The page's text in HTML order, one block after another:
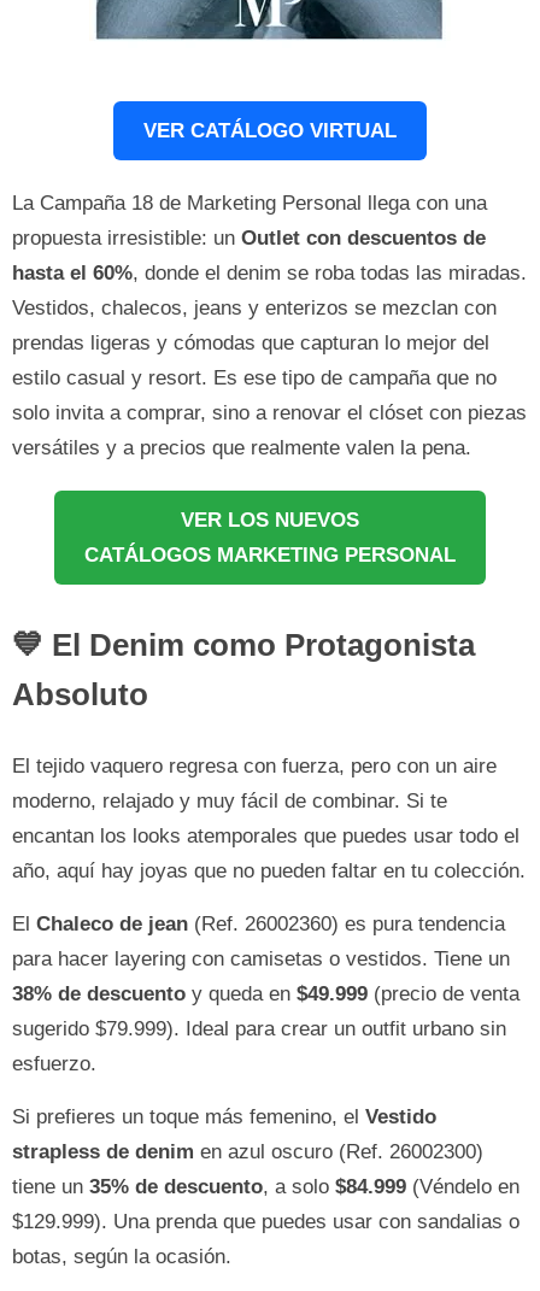
VER CATÁLOGO VIRTUAL
La Campaña 18 de Marketing Personal llega con una
propuesta irresistible: un Outlet con descuentos de
hasta el 60%, donde el denim se roba todas las miradas.
Vestidos, chalecos, jeans y enterizos se mezclan con
prendas ligeras y cómodas que capturan lo mejor del
estilo casual y resort. Es ese tipo de campaña que no
solo invita a comprar, sino a renovar el clóset con piezas
versátiles y a precios que realmente valen la pena.
VER LOS NUEVOS
CATÁLOGOS MARKETING PERSONAL
💙 El Denim como Protagonista
Absoluto
El tejido vaquero regresa con fuerza, pero con un aire
moderno, relajado y muy fácil de combinar. Si te
encantan los looks atemporales que puedes usar todo el
año, aquí hay joyas que no pueden faltar en tu colección.
El Chaleco de jean (Ref. 26002360) es pura tendencia
para hacer layering con camisetas o vestidos. Tiene un
38% de descuento y queda en $49.999 (precio de venta
sugerido $79.999). Ideal para crear un outfit urbano sin
esfuerzo.
Si prefieres un toque más femenino, el Vestido
strapless de denim en azul oscuro (Ref. 26002300)
tiene un 35% de descuento, a solo $84.999 (Véndelo en
$129.999). Una prenda que puedes usar con sandalias o
botas, según la ocasión.